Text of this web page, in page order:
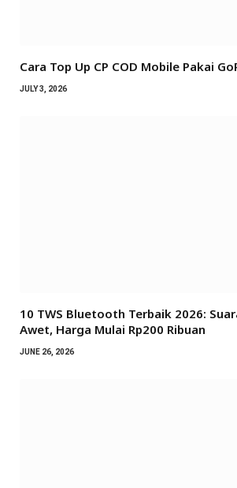
Cara Top Up CP COD Mobile Pakai
JULY 3, 2026
10 TWS Bluetooth Terbaik 2026:
Awet, Harga Mulai Rp200 Ribuan
JUNE 26, 2026